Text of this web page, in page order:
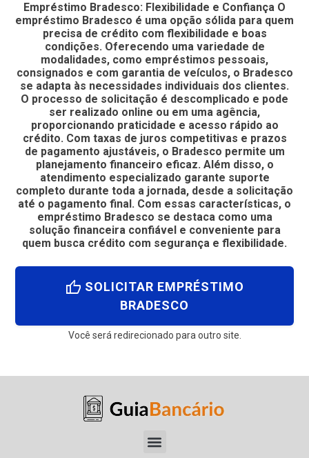
Empréstimo Bradesco: Flexibilidade e Confiança O
empréstimo Bradesco é uma opção sólida para quem
precisa de crédito com flexibilidade e boas
condições. Oferecendo uma variedade de
modalidades, como empréstimos pessoais,
consignados e com garantia de veículos, o Bradesco
se adapta às necessidades individuais dos clientes.
O processo de solicitação é descomplicado e pode
ser realizado online ou em uma agência,
proporcionando praticidade e acesso rápido ao
crédito. Com taxas de juros competitivas e prazos
de pagamento ajustáveis, o Bradesco permite um
planejamento financeiro eficaz. Além disso, o
atendimento especializado garante suporte
completo durante toda a jornada, desde a solicitação
até o pagamento final. Com essas características, o
empréstimo Bradesco se destaca como uma
solução financeira confiável e conveniente para
quem busca crédito com segurança e flexibilidade.
thumb_up SOLICITAR EMPRÉSTIMO
BRADESCO
Você será redirecionado para outro site.